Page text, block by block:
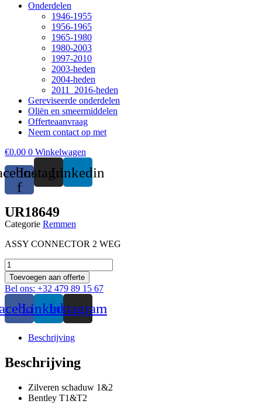
Onderdelen
1946-1955
1956-1965
1965-1980
1980-2003
1997-2010
2003-heden
2004-heden
2011_2016-heden
Gereviseerde onderdelen
Oliën en smeermiddelen
Offerteaanvraag
Neem contact op met
€0.00 0 Winkelwagen
f
InstagramLinkedin
UR18649
Categorie Remmen
ASSY CONNECTOR 2 WEG
UR18649
aantal
Toevoegen aan offerte
Bel ons: +32 479 89 15 67
LinkedinInstagram
Beschrijving
Beschrijving
Zilveren schaduw 1&2
Bentley T1&T2